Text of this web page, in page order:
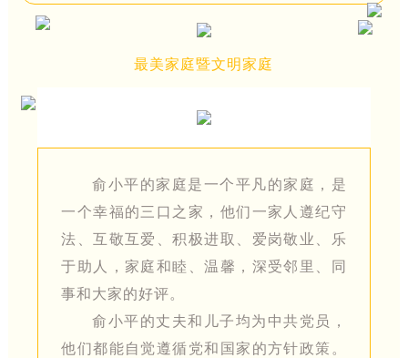
最美家庭暨文明家庭
俞小平的家庭是一个平凡的家庭，是
一个幸福的三口之家，他们一家人遵纪守
法、互敬互爱、积极进取、爱岗敬业、乐
于助人，家庭和睦、温馨，深受邻里、同
事和大家的好评。
俞小平的丈夫和儿子均为中共党员，
他们都能自觉遵循党和国家的方针政策。